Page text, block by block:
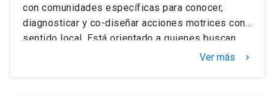
con comunidades específicas para conocer,
diagnosticar y co-diseñar acciones motrices con
sentido local. Está orientado a quienes buscan
integrar perspectivas físicas, psicosociales,
Ver más keyboard_arrow_right